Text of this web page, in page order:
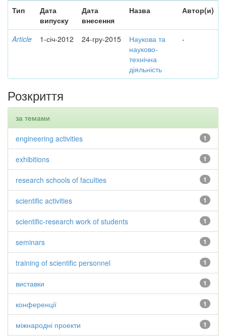
Тип
Дата
випуску
Дата
внесення
Назва Автор(и)
Article 1-січ-2012 24-гру-2015
Наукова та
науково-
технічна
діяльність
-
Розкриття
за темами
1
engineering activities
1
exhibitions
1
research schools of faculties
1
scientific activities
1
scientific-research work of students
1
seminars
1
training of scientific personnel
1
виставки
1
конференції
1
міжнародні проекти